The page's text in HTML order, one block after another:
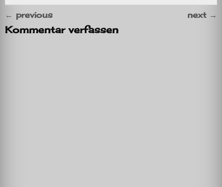
← previous next →
Kommentar verfassen